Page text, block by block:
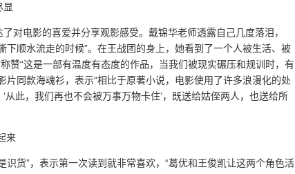
显
对电影的喜爱并分享观影感受。戴锦华老师透露自己几度落泪，
顺水流走的时候”。在王战团的身上，她看到了一个人被生活、被
赞“这是一部有温度有态度的作品，当我们被现实碾压和规训时，有
同款海魂衫，表示“相比于原著小说，电影使用了许多浪漫化的处
此，我们再也不会被万事万物卡住’，既送给姑侄两人，也送给所
来
货”，表示第一次读到就非常喜欢，“葛优和王俊凯让这两个角色活